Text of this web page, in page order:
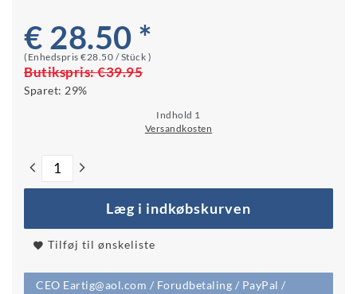
€ 28.50 *
(Enhedspris €28.50 / Stück )
Butikspris:€39.95
Sparet: 29%
Indhold 1
Versandkosten
Læg i indkøbskurven
Tilføj til ønskeliste
CEO Eartig@aol.com / Forudbetaling / PayPal /